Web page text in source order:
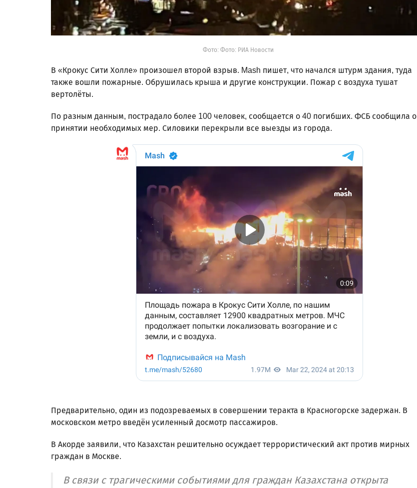
Фото: Фото: РИА Новости
В «Крокус Сити Холле» произошел второй взрыв. Mash пишет, что начался штурм здания, туда
также вошли пожарные. Обрушилась крыша и другие конструкции. Пожар с воздуха тушат
вертолёты.
По разным данным, пострадало более 100 человек, сообщается о 40 погибших. ФСБ сообщила о
принятии необходимых мер. Силовики перекрыли все выезды из города.
Предварительно, один из подозреваемых в совершении теракта в Красногорске задержан. В
московском метро введён усиленный досмотр пассажиров.
В Акорде заявили, что Казахстан решительно осуждает террористический акт против мирных
граждан в Москве.
В связи с трагическими событиями для граждан Казахстана открыта